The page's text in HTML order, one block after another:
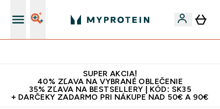
SUPER AKCIA!
40% ZĽAVA NA VYBRANÉ OBLEČENIE
35% ZĽAVA NA BESTSELLERY | KÓD: SK35
+ DARČEKY ZADARMO PRI NÁKUPE NAD 50€ A 90€